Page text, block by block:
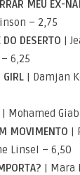
MEU EX-
– 2,75
DESERTO |
6,25
| Damjan
| Mohamed
MOVIMENTO |
Linsel – 6,50
| Mara